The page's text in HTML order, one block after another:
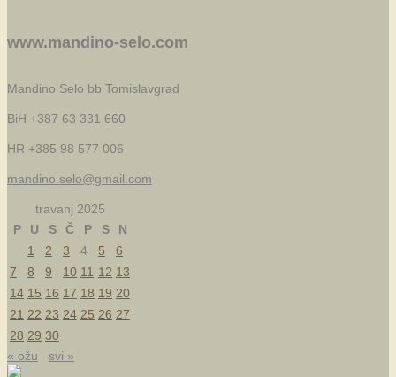
www.mandino-selo.com
Mandino Selo bb Tomislavgrad
BiH +387 63 331 660
HR +385 98 577 006
mandino.selo@gmail.com
travanj 2025
P
U S Č P S
N
1
2 3 4 5
6
7
8 9 10 11 12 13
14 15 16 17 18 19 20
21 22 23 24 25 26 27
28 29 30
« ožu
svi »